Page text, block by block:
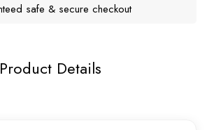
safe & secure checkout
Product Details